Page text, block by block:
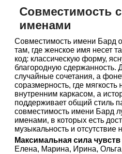
Совместимость
именами
Совместимость имени Бард
там, где женское имя несет
код: классическую форму,
благородную сдержанность.
случайные сочетания, а
соразмерность, где мягкость
внутренним каркасом, а
поддерживает общий стиль
совместимость имени Бард
именами, в которых есть
музыкальность и отсутствие
Максимальная сила
Елена, Марина, Ирина,